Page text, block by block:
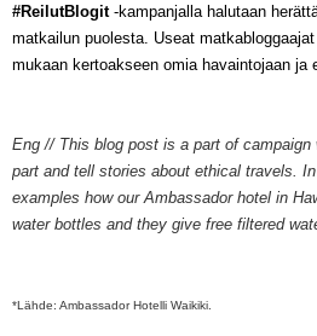
#ReilutBlogit -kampanjalla halutaan
matkailun puolesta. Useat
mukaan kertoakseen omia havaintojaan ja
Eng // This blog post is a part of campaign
part and tell stories about ethical travels.
examples how our Ambassador hotel in
water bottles and they give free filtered
*Lähde: Ambassador Hotelli Waikiki.